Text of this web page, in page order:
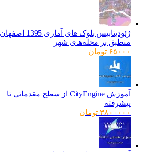
ژئودیتابیس بلوک های آماری 1395 اصفهان
منطبق بر محله‌های شهر
۶۵۰۰۰ تومان
آموزش CityEngine از سطح مقدماتی تا
پیشرفته
۳۸۰۰۰۰۰ تومان